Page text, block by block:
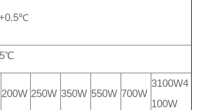
200W 250W 350W 550W 700W
3100W4
100W